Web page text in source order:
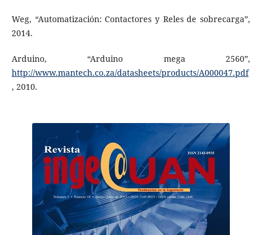
Weg, “Automatización: Contactores y Reles de sobrecarga”,
2014.
Arduino, “Arduino mega 2560”,
http://www.mantech.co.za/datasheets/products/A000047.pdf
, 2010.